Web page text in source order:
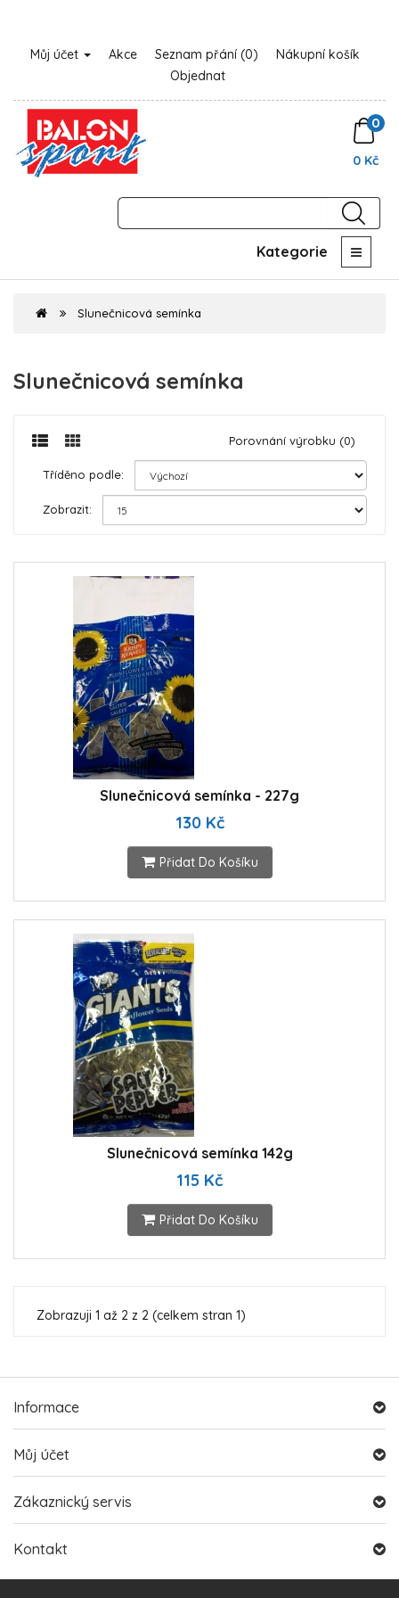
Můj účet Akce Seznam přání (0)
Nákupní košík
Objednat
0
0 Kč
Kategorie
Slunečnicová semínka
Slunečnicová semínka
Porovnání výrobku (0)
Tříděno podle:
Zobrazit:
Slunečnicová semínka - 227g
130 Kč
Přidat Do Košíku
Slunečnicová semínka 142g
115 Kč
Přidat Do Košíku
Zobrazuji 1 až 2 z 2 (celkem stran 1)
Informace
Můj účet
Zákaznický servis
Kontakt